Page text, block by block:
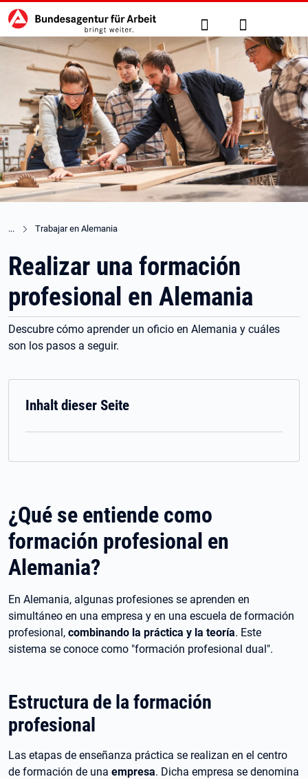
Ir al contenido principal
Hauptnavigation Suche Anmelden
Trabajar en Alemania
Realizar una formación
profesional en Alemania
Descubre cómo aprender un oficio en Alemania y cuáles
son los pasos a seguir.
Inhalt dieser Seite
¿Qué se entiende como
formación profesional en
Alemania?
En Alemania, algunas profesiones se aprenden en
simultáneo en una empresa y en una escuela de formación
profesional, combinando la práctica y la teoría. Este
sistema se conoce como "formación profesional dual".
Estructura de la formación
profesional
Las etapas de enseñanza práctica se realizan en el centro
de formación de una empresa. Dicha empresa se denomina